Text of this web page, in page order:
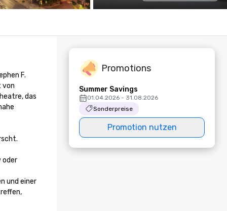
F.
von
das
oder
und einer
Promotions
Summer Savings
01.04.2026 - 31.08.2026
Sonderpreise
Promotion nutzen